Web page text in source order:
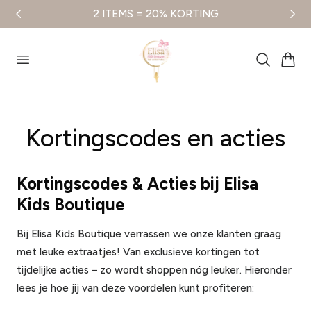
de inhoud 2 ITEMS = 20% KORTING
Kortingscodes en acties
Kortingscodes & Acties bij Elisa
Kids Boutique
Bij Elisa Kids Boutique verrassen we onze klanten graag
met leuke extraatjes! Van exclusieve kortingen tot
tijdelijke acties – zo wordt shoppen nóg leuker. Hieronder
lees je hoe jij van deze voordelen kunt profiteren: